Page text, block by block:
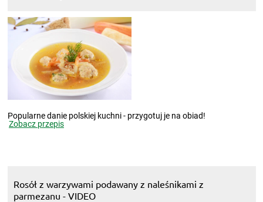
Popularne danie polskiej kuchni - przygotuj je na obiad!
Zobacz przepis
Rosół z warzywami podawany z naleśnikami z
parmezanu - VIDEO